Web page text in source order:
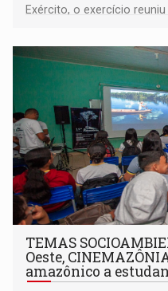
Exército, o exercício
TEMAS
Oeste,
amazônico a